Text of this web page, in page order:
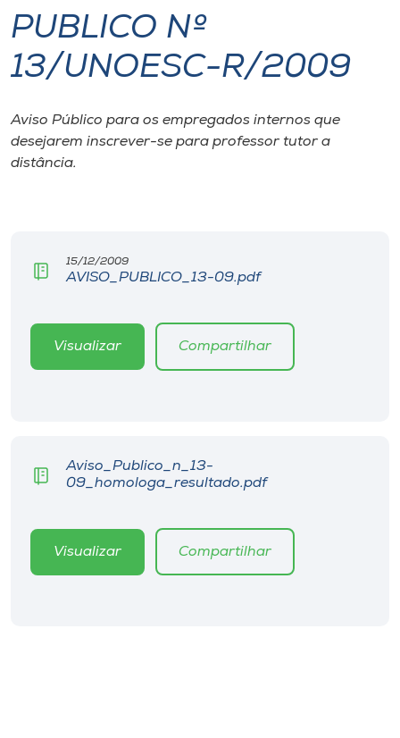
I.nova
Cultura
Unoesc
Store
Selecione
PUBLICO Nº
13/UNOESC-R/2009
Aviso Público para os empregados internos que
desejarem inscrever-se para professor tutor a
distância.
15/12/2009
AVISO_PUBLICO_13-09.pdf
Visualizar Compartilhar
Aviso_Publico_n_13-
09_homologa_resultado.pdf
Visualizar Compartilhar